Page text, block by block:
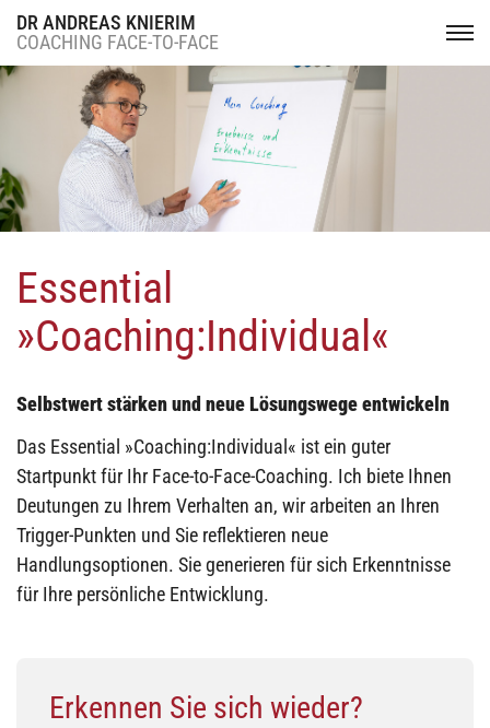
DR ANDREAS KNIERIM
COACHING FACE-TO-FACE
Essential
»Coaching:Individual«
Selbstwert stärken und neue Lösungswege entwickeln
Das Essential »Coaching:Individual« ist ein guter
Startpunkt für Ihr Face-to-Face-Coaching. Ich biete Ihnen
Deutungen zu Ihrem Verhalten an, wir arbeiten an Ihren
Trigger-Punkten und Sie reflektieren neue
Handlungsoptionen. Sie generieren für sich Erkenntnisse
für Ihre persönliche Entwicklung.
Erkennen Sie sich wieder?